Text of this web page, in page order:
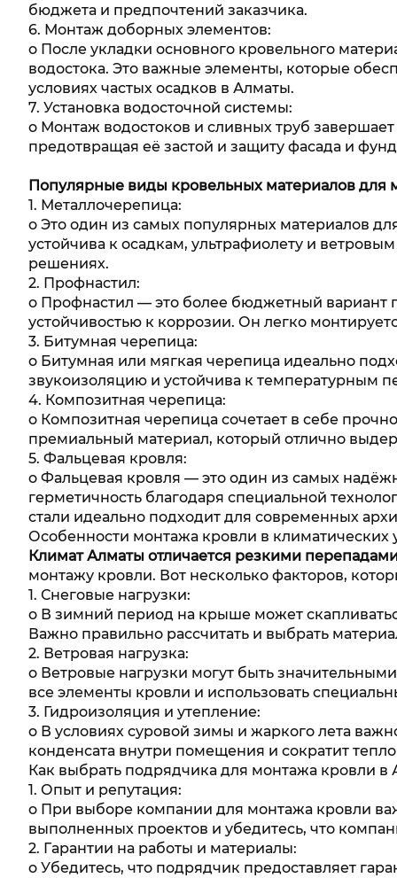
бюджета и предпочтений заказчика.
6. Монтаж доборных элементов:
o После укладки основного кровельного
водостока. Это важные элементы, которые
условиях частых осадков в Алматы.
7. Установка водосточной системы:
o Монтаж водостоков и сливных труб
предотвращая её застой и защиту фасада и
Популярные виды кровельных материалов для
1. Металлочерепица:
o Это один из самых популярных материалов
устойчива к осадкам, ультрафиолету и
решениях.
2. Профнастил:
o Профнастил — это более бюджетный вариант
устойчивостью к коррозии. Он легко
3. Битумная черепица:
o Битумная или мягкая черепица идеально
звукоизоляцию и устойчива к температурным
4. Композитная черепица:
o Композитная черепица сочетает в себе
премиальный материал, который отлично
5. Фальцевая кровля:
o Фальцевая кровля — это один из самых
герметичность благодаря специальной
стали идеально подходит для современных
Особенности монтажа кровли в климатических
Климат Алматы отличается резкими
монтажу кровли. Вот несколько факторов,
1. Снеговые нагрузки:
o В зимний период на крыше может
Важно правильно рассчитать и выбрать
2. Ветровая нагрузка:
o Ветровые нагрузки могут быть
все элементы кровли и использовать
3. Гидроизоляция и утепление:
o В условиях суровой зимы и жаркого лета
конденсата внутри помещения и сократит
Как выбрать подрядчика для монтажа кровли в
1. Опыт и репутация:
o При выборе компании для монтажа кровли
выполненных проектов и убедитесь, что
2. Гарантии на работы и материалы:
o Убедитесь, что подрядчик предоставляет